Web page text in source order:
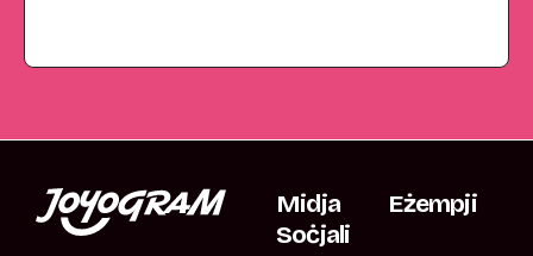
Midja
Soċjali
Eżempji